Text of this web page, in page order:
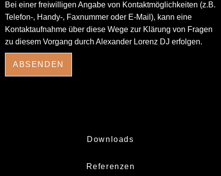
Bei einer freiwilligen Angabe von Kontaktmöglichkeiten (z.B.
Telefon-, Handy-, Faxnummer oder E-Mail), kann eine
Kontaktaufnahme über diese Wege zur Klärung von Fragen
zu diesem Vorgang durch Alexander Lorenz DJ erfolgen.
ABSENDEN
Downloads
Referenzen